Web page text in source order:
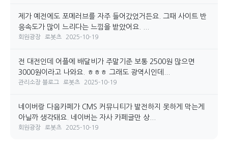
제가 예전에도 포메러브를 자주 들어갔었거든요. 그때 사이트 반
응속도가 많이 느리다는 느낌을 받았어요. ...
회원광장 로봇츠 2025-10-19
전 대전인데 어플에 배달비가 주말기준 보통 2500원 많으면
3000원이라고 나와요. ㅎㅎㅎ 그래도 광역시인데...
관리소장 블로그 로봇츠 2025-10-19
네이버랑 다음카페가 CMS 커뮤니티가 발전하지 못하게 막는게
아닐까 생각돼요. 네이버는 자사 카페글만 상...
회원광장 로봇츠 2025-10-19